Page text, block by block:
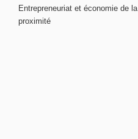
Entrepreneuriat et économie de la
proximité